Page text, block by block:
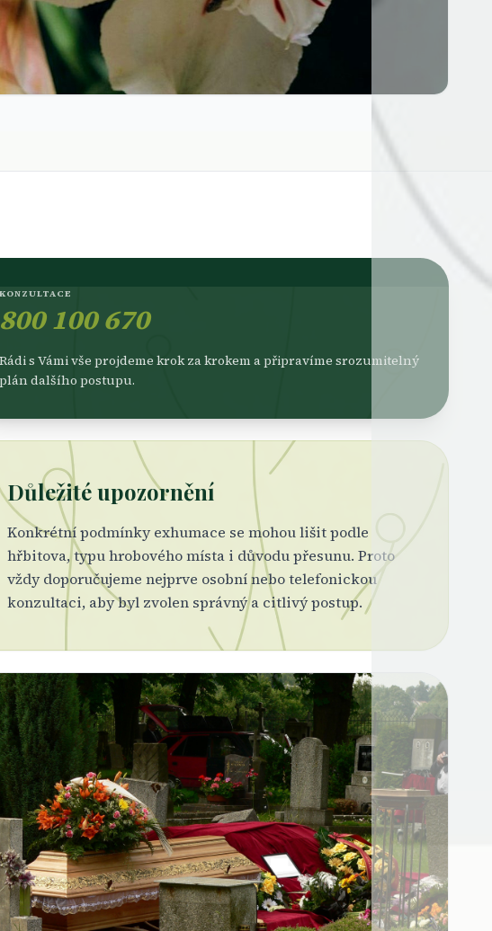
KONZULTACE
800 100 670
Rádi s Vámi vše projdeme krok za krokem a připravíme srozumitelný
plán dalšího postupu.
Důležité upozornění
Konkrétní podmínky exhumace se mohou lišit podle
hřbitova, typu hrobového místa i důvodu přesunu. Proto
vždy doporučujeme nejprve osobní nebo telefonickou
konzultaci, aby byl zvolen správný a citlivý postup.